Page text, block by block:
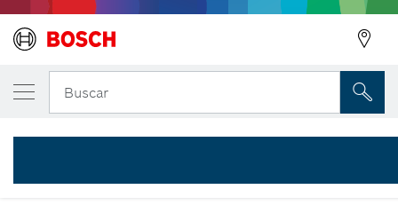
Buscar
...
Sets de brocas escalonadas de HSS-TiN con vástago con 3
Juego de 3 brocas escalonadas HSS-TiN
2 608 587 432